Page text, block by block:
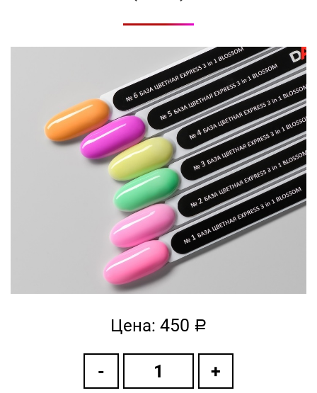
Цена: 450 a